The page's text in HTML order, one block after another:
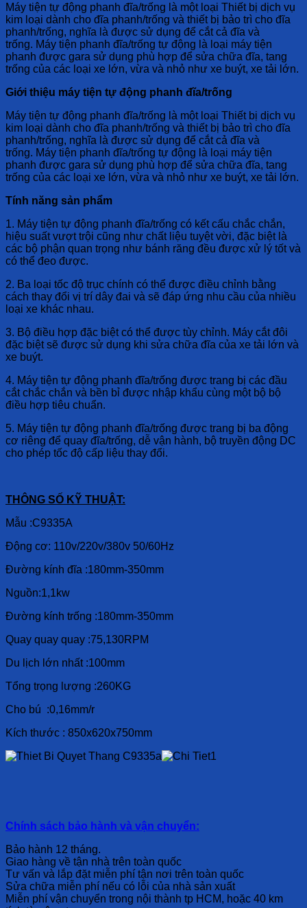
Máy tiện tự động phanh đĩa/trống là một loại Thiết bị dịch vụ
kim loại dành cho đĩa phanh/trống và thiết bị bảo trì cho đĩa
phanh/trống, nghĩa là được sử dụng để cắt cả đĩa và
trống. Máy tiện phanh đĩa/trống tự động là loại máy tiện
phanh được gara sử dụng phù hợp để sửa chữa đĩa, tang
trống của các loại xe lớn, vừa và nhỏ như xe buýt, xe tải lớn.
Giới thiệu máy tiện tự động phanh đĩa/trống
Máy tiện tự động phanh đĩa/trống là một loại Thiết bị dịch vụ
kim loại dành cho đĩa phanh/trống và thiết bị bảo trì cho đĩa
phanh/trống, nghĩa là được sử dụng để cắt cả đĩa và
trống. Máy tiện phanh đĩa/trống tự động là loại máy tiện
phanh được gara sử dụng phù hợp để sửa chữa đĩa, tang
trống của các loại xe lớn, vừa và nhỏ như xe buýt, xe tải lớn.
Tính năng sản phẩm
1. Máy tiện tự động phanh đĩa/trống có kết cấu chắc chắn,
hiệu suất vượt trội cũng như chất liệu tuyệt vời, đặc biệt là
các bộ phận quan trọng như bánh răng đều được xử lý tốt và
có thể đeo được.
2. Ba loại tốc độ trục chính có thể được điều chỉnh bằng
cách thay đổi vị trí dây đai và sẽ đáp ứng nhu cầu của nhiều
loại xe khác nhau.
3. Bộ điều hợp đặc biệt có thể được tùy chỉnh. Máy cắt đôi
đặc biệt sẽ được sử dụng khi sửa chữa đĩa của xe tải lớn và
xe buýt.
4. Máy tiện tự động phanh đĩa/trống được trang bị các đầu
cắt chắc chắn và bền bỉ được nhập khẩu cùng một bộ bộ
điều hợp tiêu chuẩn.
5. Máy tiện tự động phanh đĩa/trống được trang bị ba động
cơ riêng để quay đĩa/trống, dễ vận hành, bộ truyền động DC
cho phép tốc độ cấp liệu thay đổi.
THÔNG SỐ KỸ THUẬT:
Mẫu :C9335A
Động cơ: 110v/220v/380v 50/60Hz
Đường kính đĩa :180mm-350mm
Nguồn:1,1kw
Đường kính trống :180mm-350mm
Quay quay quay :75,130RPM
Du lịch lớn nhất :100mm
Tổng trọng lượng :260KG
Cho bú :0,16mm/r
Kích thước : 850x620x750mm
Chính sách bảo hành và vận chuyển:
Bảo hành 12 tháng.
Giao hàng về tận nhà trên toàn quốc
Tư vấn và lắp đặt miễn phí tận nơi trên toàn quốc
Sửa chữa miễn phí nếu có lỗi của nhà sản xuất
Miễn phí vận chuyển trong nội thành tp HCM, hoặc 40 km